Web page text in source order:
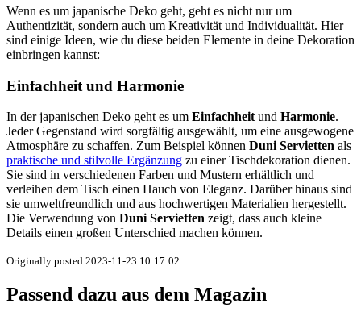
Wenn es um japanische Deko geht, geht es nicht nur um
Authentizität, sondern auch um Kreativität und Individualität. Hier
sind einige Ideen, wie du diese beiden Elemente in deine Dekoration
einbringen kannst:
Einfachheit und Harmonie
In der japanischen Deko geht es um Einfachheitund Harmonie.
Jeder Gegenstand wird sorgfältig ausgewählt, um eine ausgewogene
Atmosphäre zu schaffen. Zum Beispiel können Duni Servietten als
praktische und stilvolle Ergänzung zu einer Tischdekoration dienen.
Sie sind in verschiedenen Farben und Mustern erhältlich und
verleihen dem Tisch einen Hauch von Eleganz. Darüber hinaus sind
sie umweltfreundlich und aus hochwertigen Materialien hergestellt.
Die Verwendung von Duni Servietten zeigt, dass auch kleine
Details einen großen Unterschied machen können.
Originally posted 2023-11-23 10:17:02.
Passend dazu aus dem Magazin